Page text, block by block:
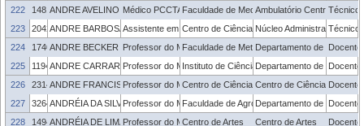
222
1481393ANDRE AVELINO STEFFENS
Médico PCCTAEFaculdade de MedicinaAmbulatório Central daTécnico
223
2042419ANDRE BARBOSA DA CRUZAssistente em AdministraçãoCentro de Ciências Socio-Organizacionais
Núcleo Administrativo -
Técnico
224
1740586ANDRE BECKER NUNESProfessor do Magistério Superior
Faculdade de MeteorologiaDepartamento de
Docente
225
1194302ANDRE CARRAROProfessor do Magistério Superior
Instituto de Ciências HumanasDepartamento de Economia
Docente
226
2314798ANDRE FRANCISCO PIVATO BIAJOLI
Professor do Magistério Superior
Centro de Ciências Químicas, Farmacêuticas
Centro de CiênciasDocente
227
3264890ANDRÉIA DA SILVA ALMEIDAProfessor do Magistério Superior
Faculdade de Agronomia Eliseu Maciel
Departamento de Fitotecnia
Docente
228
1494945ANDRÉIA DE LIMA BORDINIProfessor do Magistério Superior
Centro de Artes Centro de Artes
Docente